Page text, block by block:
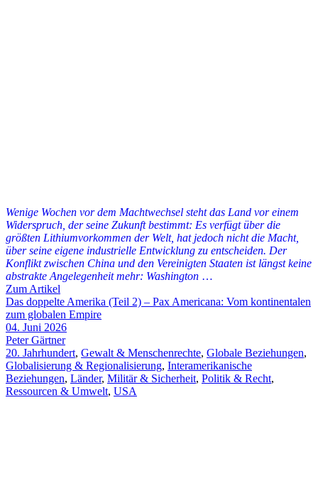
Wenige Wochen vor dem Machtwechsel steht das Land vor einem
Widerspruch, der seine Zukunft bestimmt: Es verfügt über die
größten Lithiumvorkommen der Welt, hat jedoch nicht die Macht,
über seine eigene industrielle Entwicklung zu entscheiden. Der
Konflikt zwischen China und den Vereinigten Staaten ist längst keine
abstrakte Angelegenheit mehr: Washington …
Zum Artikel
Das doppelte Amerika (Teil 2) – Pax Americana: Vom kontinentalen
zum globalen Empire
04. Juni 2026
Peter Gärtner
20. Jahrhundert, Gewalt & Menschenrechte, Globale Beziehungen,
Globalisierung & Regionalisierung, Interamerikanische
Beziehungen, Länder, Militär & Sicherheit, Politik & Recht,
Ressourcen & Umwelt, USA